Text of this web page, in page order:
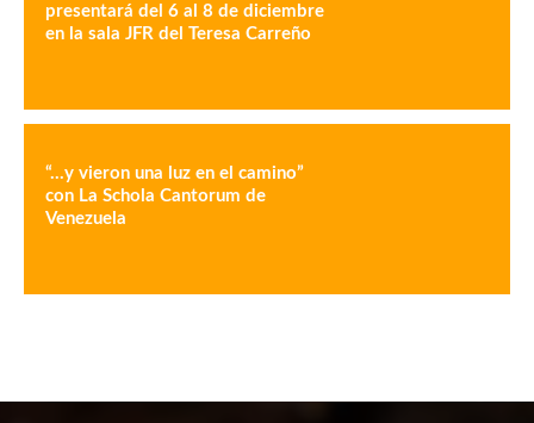
presentará del 6 al 8 de diciembre
en la sala JFR del Teresa Carreño
“…y vieron una luz en el camino”
con La Schola Cantorum de
Venezuela